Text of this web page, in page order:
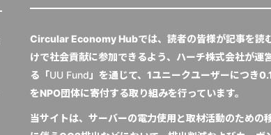
Circular Economy Hubでは、読者の皆様が記事を読
けで社会貢献に参加できるよう、ハーチ株式会社が運
る「UU Fund 」を通じて、1ユニークユーザーにつき
をNPO団体に寄付する取り組みを行っています。
当サイトは、サーバーの電力使用と取材活動のための